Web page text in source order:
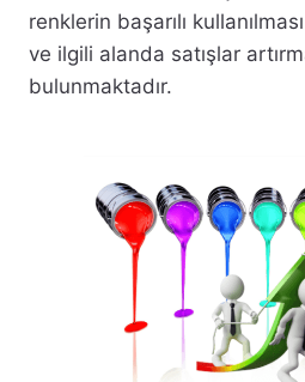
renklerin başarılı
ve ilgili alanda satışlar
bulunmaktadır.